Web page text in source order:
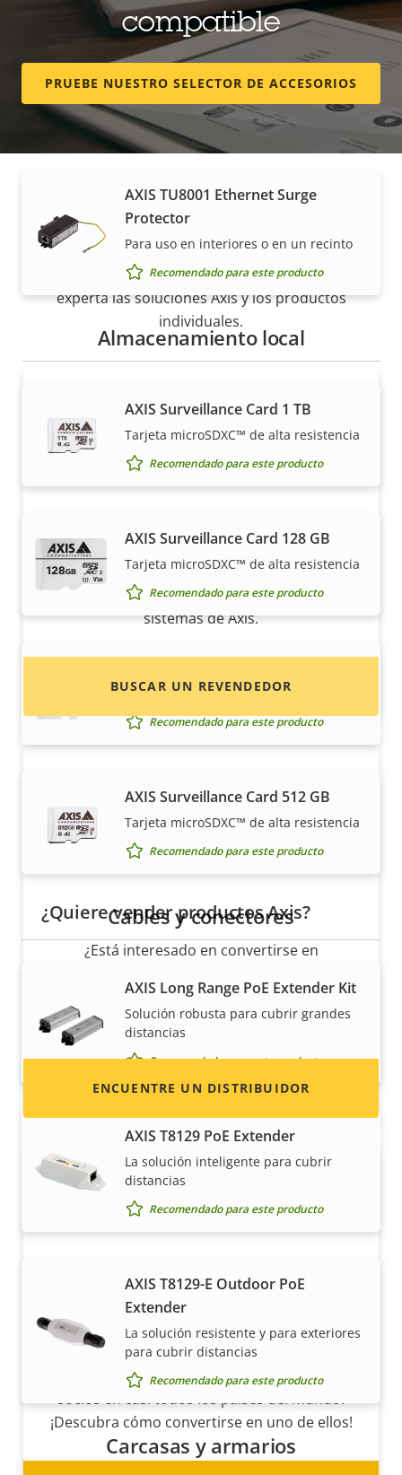
AXIS T8061 Ethernet Surge
Protector
sobretensiones
Recomendado para este producto
AXIS TU8001 Ethernet Surge
Protector
Para uso en interiores o en un recinto
Recomendado para este producto
Almacenamiento local
AXIS Surveillance Card 1 TB
Tarjeta microSDXC™ de alta resistencia
Recomendado para este producto
AXIS Surveillance Card 128 GB
Tarjeta microSDXC™ de alta resistencia
Recomendado para este producto
Tarjeta micro SDXC™ de alta resistencia
Recomendado para este producto
AXIS Surveillance Card 512 GB
Tarjeta microSDXC™ de alta resistencia
Recomendado para este producto
Cables y conectores
AXIS Long Range PoE Extender Kit
Solución robusta para cubrir grandes
distancias
Recomendado para este producto
AXIS T8129 PoE Extender
La solución inteligente para cubrir
distancias
Recomendado para este producto
AXIS T8129-E Outdoor PoE
Extender
La solución resistente y para exteriores
para cubrir distancias
Recomendado para este producto
Carcasas y armarios
compatible
PRUEBE NUESTRO SELECTOR DE ACCESORIOS
Cómo comprar
Nuestros socios fiables venden e instalan de forma
experta las soluciones Axis y los productos
individuales.
¿Quiere comprar productos Axis?
Localice revendedores, integradores de
sistemas e instaladores de productos y
sistemas de Axis.
BUSCAR UN REVENDEDOR
¿Quiere vender productos Axis?
¿Está interesado en convertirse en
contacto de distribuidores de productos y
sistemas Axis.
ENCUENTRE UN DISTRIBUIDOR
Hágase socio
¿Es usted un revendedor, distribuidor,
integrador de sistemas o instalador? Tenemos
socios en casi todos los países del mundo.
¡Descubra cómo convertirse en uno de ellos!